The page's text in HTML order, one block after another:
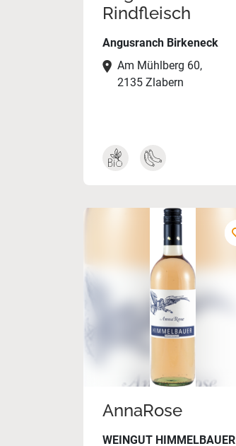
Rindfleisch
Angusranch Birkeneck
Am Mühlberg 60,
2135 Zlabern
AnnaRose
WEINGUT HIMMELBAUER